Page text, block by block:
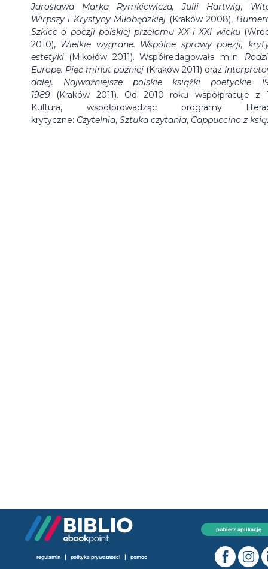
Jarosława Marka Rymkiewicza, Julii Hartwig,
Wirpszy i Krystyny Miłobędzkiej (Kraków 2008),
Szkice o poezji polskiej przełomu XX i XXI wieku
2010), Wielkie wygrane. Wspólne sprawy poezji,
estetyki (Mikołów 2011). Współredagowała m.in.
Europę. Pięć minut później (Kraków 2011) oraz
dalej. Najważniejsze polskie książki poetyckie
1989 (Kraków 2011). Od 2010 roku współpracuje z
Kultura, współprowadząc programy
krytyczne: Czytelnia, Sztuka czytania, Cappuccino z
pobierz aplikację
regulamin | polityka prywatności | pomoc